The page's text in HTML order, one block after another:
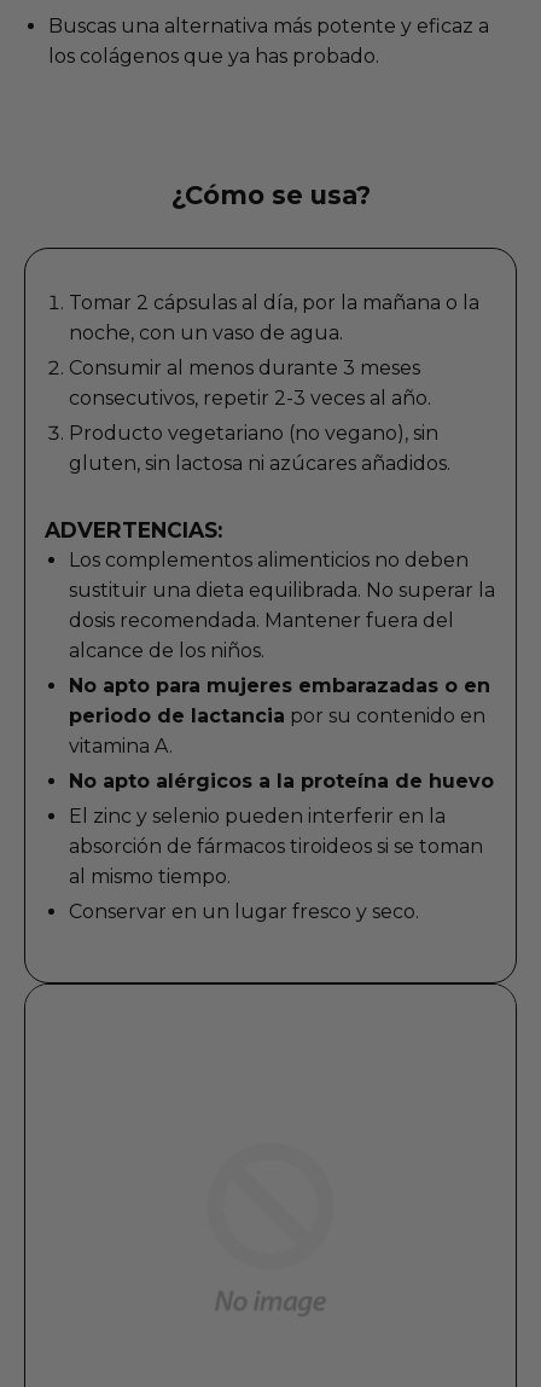
Buscas una alternativa más potente y eficaz a
los colágenos que ya has probado.
¿Cómo se usa?
Tomar 2 cápsulas al día, por la mañana o la
noche, con un vaso de agua.
Consumir al menos durante 3 meses
consecutivos, repetir 2-3 veces al año.
Producto vegetariano (no vegano), sin
gluten, sin lactosa ni azúcares añadidos.
ADVERTENCIAS:
Los complementos alimenticios no deben
sustituir una dieta equilibrada. No superar la
dosis recomendada. Mantener fuera del
alcance de los niños.
No apto para mujeres embarazadas o en
periodo de lactancia por su contenido en
vitamina A.
No apto alérgicos a la proteína de huevo
El zinc y selenio pueden interferir en la
absorción de fármacos tiroideos si se toman
al mismo tiempo.
Conservar en un lugar fresco y seco.